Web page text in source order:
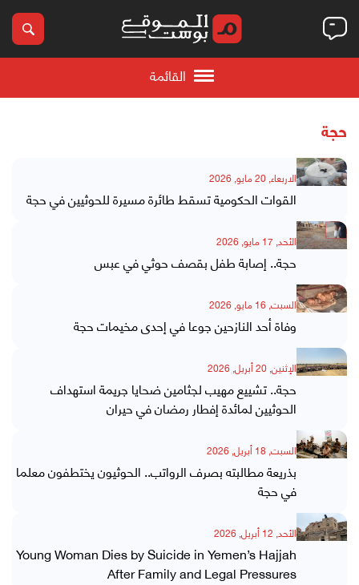
القائمة
حجة
الاربعاء, 20 مايو, 2026
القوات الحكومية تسقط طائرة مسيرة للحوثيين في حجة
الأحد, 17 مايو, 2026
حجة.. إصابة طفل بقصف حوثي في عبس
السبت, 16 مايو, 2026
وفاة أحد النازحين جوعا في إحدى مخيمات حجة
الإثنين, 20 أبريل, 2026
حجة.. تشييع مهيب لجثامين ضحايا جريمة استهداف
الحوثيين لمائدة إفطار رمضان في حيران
السبت, 18 أبريل, 2026
بذريعة مطالبته بصرف الرواتب.. الحوثيون يختطفون معلما
في حجة
الأحد, 12 أبريل, 2026
Young Woman Dies by Suicide in Yemen’s Hajjah
After Family and Legal Pressures